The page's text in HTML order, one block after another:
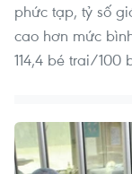
phức tạp, tỷ số
cao hơn mức
114,4 bé trai/100